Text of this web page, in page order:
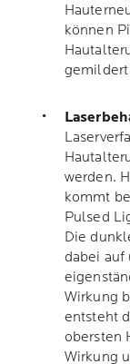
können
gemildert
werden.
kommt
Pulsed
Die
dabei auf
Wirkung
entsteht
obersten
Wirkung